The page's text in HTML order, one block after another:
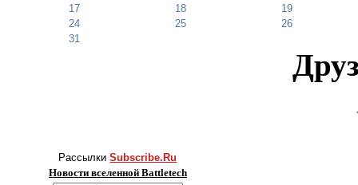
17
18
19
24
25
26
31
РассылкиSubscribe.Ru
Новости вселенной Battletech